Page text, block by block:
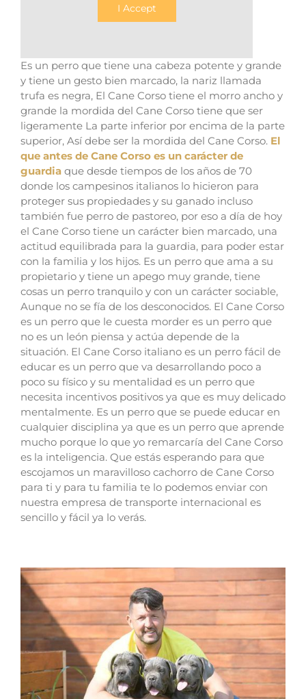
I Accept
Es un perro que tiene una cabeza potente y grande
y tiene un gesto bien marcado, la nariz llamada
trufa es negra, El Cane Corso tiene el morro ancho y
grande la mordida del Cane Corso tiene que ser
ligeramente La parte inferior por encima de la parte
superior, Así debe ser la mordida del Cane Corso. El
que antes de Cane Corso es un carácter de
guardia que desde tiempos de los años de 70
donde los campesinos italianos lo hicieron para
proteger sus propiedades y su ganado incluso
también fue perro de pastoreo, por eso a día de hoy
el Cane Corso tiene un carácter bien marcado, una
actitud equilibrada para la guardia, para poder estar
con la familia y los hijos. Es un perro que ama a su
propietario y tiene un apego muy grande, tiene
cosas un perro tranquilo y con un carácter sociable,
Aunque no se fía de los desconocidos. El Cane Corso
es un perro que le cuesta morder es un perro que
no es un león piensa y actúa depende de la
situación. El Cane Corso italiano es un perro fácil de
educar es un perro que va desarrollando poco a
poco su físico y su mentalidad es un perro que
necesita incentivos positivos ya que es muy delicado
mentalmente. Es un perro que se puede educar en
cualquier disciplina ya que es un perro que aprende
mucho porque lo que yo remarcaría del Cane Corso
es la inteligencia. Que estás esperando para que
escojamos un maravilloso cachorro de Cane Corso
para ti y para tu familia te lo podemos enviar con
nuestra empresa de transporte internacional es
sencillo y fácil ya lo verás.